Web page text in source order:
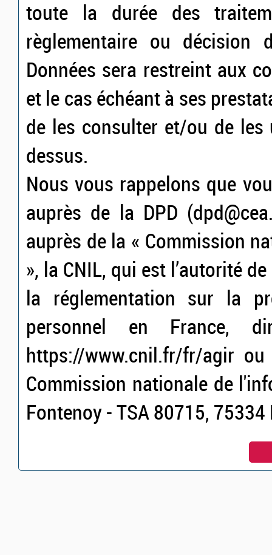
toute la durée des
règlementaire ou décision
Données sera restreint aux
et le cas échéant à ses
de les consulter et/ou de
dessus.
Nous vous rappelons que
auprès de la DPD
auprès de la « Commission
», la CNIL, qui est l’autorité
la réglementation sur la
personnel en France,
https://www.cnil.fr/fr/agir
Commission nationale de
Fontenoy - TSA 80715, 75334